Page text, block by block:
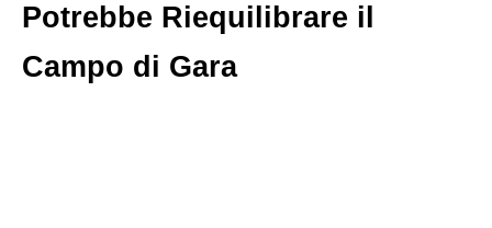
Potrebbe Riequilibrare il
Campo di Gara